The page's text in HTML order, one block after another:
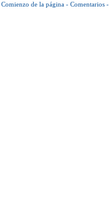
Comienzo de la página - Comentarios -